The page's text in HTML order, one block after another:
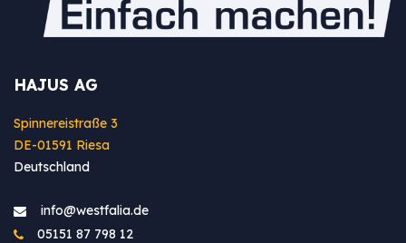
HAJUS AG
Spinnereistraße 3
DE-01591 Riesa
Deutschland
info@westfa​lia.de
05151 87 798 12